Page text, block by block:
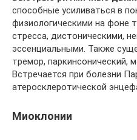
способные усиливаться в
физиологическими на фоне
стресса, дистоническими,
эссенциальными. Также
тремор, паркинсонический,
Встречается при болезни
атеросклеротической
Миоклонии